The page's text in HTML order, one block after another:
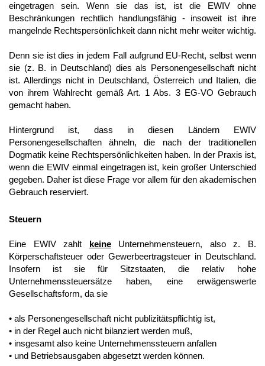
eingetragen sein. Wenn sie das ist, ist die EWIV ohne
Beschränkungen rechtlich handlungsfähig - insoweit ist ihre
mangelnde Rechtspersönlichkeit dann nicht mehr weiter wichtig.
Denn sie ist dies in jedem Fall aufgrund EU-Recht, selbst wenn
sie (z. B. in Deutschland) dies als Personengesellschaft nicht
ist. Allerdings nicht in Deutschland, Österreich und Italien, die
von ihrem Wahlrecht gemäß Art. 1 Abs. 3 EG-VO Gebrauch
gemacht haben.
Hintergrund ist, dass in diesen Ländern EWIV
Personengesellschaften ähneln, die nach der traditionellen
Dogmatik keine Rechtspersönlichkeiten haben. In der Praxis ist,
wenn die EWIV einmal eingetragen ist, kein großer Unterschied
gegeben. Daher ist diese Frage vor allem für den akademischen
Gebrauch reserviert.
Steuern
Eine EWIV zahlt keineUnternehmensteuern, also z. B.
Körperschaftsteuer oder Gewerbeertragsteuer in Deutschland.
Insofern ist sie für Sitzstaaten, die relativ hohe
Unternehmenssteuersätze haben, eine erwägenswerte
Gesellschaftsform, da sie
• als Personengesellschaft nicht publizitätspflichtig ist,
• in der Regel auch nicht bilanziert werden muß,
• insgesamt also keine Unternehmenssteuern anfallen
• und Betriebsausgaben abgesetzt werden können.